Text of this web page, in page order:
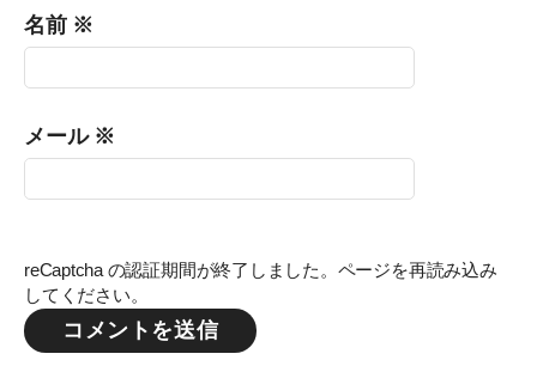
名前 ※
メール ※
reCaptcha の認証期間が終了しました。ページを再読み込み
してください。